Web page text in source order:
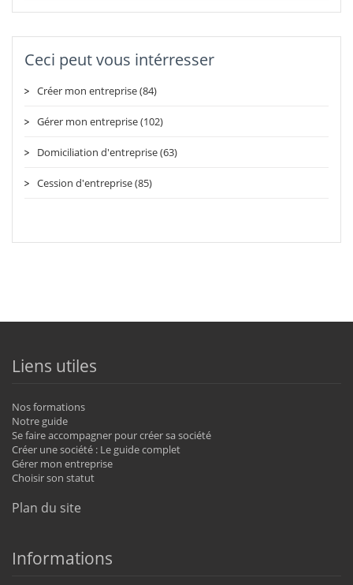
Ceci peut vous intérresser
Créer mon entreprise (84)
Gérer mon entreprise (102)
Domiciliation d'entreprise (63)
Cession d'entreprise (85)
Liens utiles
Nos formations
Notre guide
Se faire accompagner pour créer sa société
Créer une société : Le guide complet
Gérer mon entreprise
Choisir son statut
Plan du site
Informations